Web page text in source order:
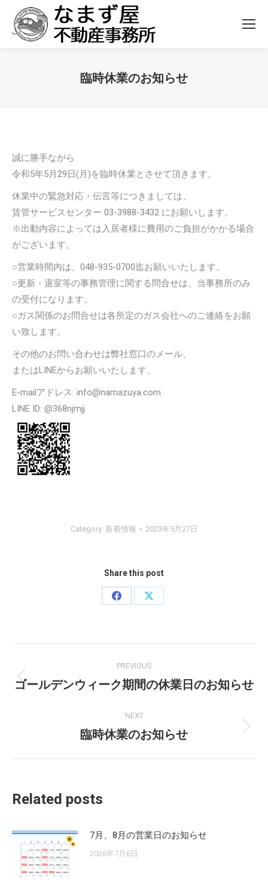
臨時休業のお知らせ
誠に勝手ながら
令和5年5月29日(月)を臨時休業とさせて頂きます。
休業中の緊急対応・伝言等につきましては、
賃管サービスセンター 03-3988-3432 にお願いします。
※出動内容によっては入居者様に費用のご負担がかかる場合
がございます。
○営業時間内は、048-935-0700迄お願いいたします。
○更新・退室等の事務管理に関する問合せは、当事務所のみ
の受付になります。
○ガス関係のお問合せは各所定のガス会社へのご連絡をお願
い致します。
その他のお問い合わせは弊社窓口のメール、
またはLINEからお願いいたします。
E-mailアドレス: info@namazuya.com
LINE ID: @368njmjj
Category: 新着情報 2023年5月27日
Share this post
Share
Share
navigation
PREVIOUS
Previous
ゴールデンウィーク期間の休業日のお知らせ
NEXT
Next
臨時休業のお知らせ
Related posts
7月、8月の営業日のお知らせ
2026年7月6日